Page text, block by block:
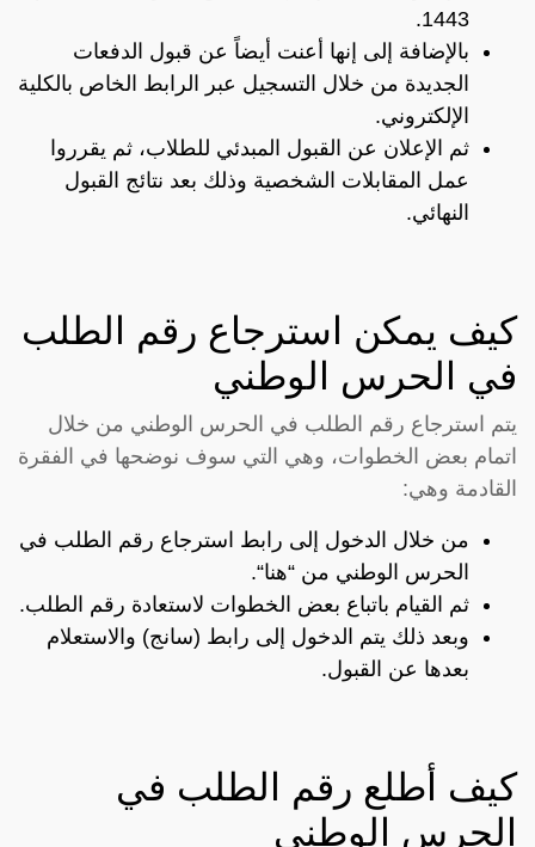
1443.
بالإضافة إلى إنها أعنت أيضاً عن قبول الدفعات
الجديدة من خلال التسجيل عبر الرابط الخاص بالكلية
الإلكتروني.
ثم الإعلان عن القبول المبدئي للطلاب، ثم يقرروا
عمل المقابلات الشخصية وذلك بعد نتائج القبول
النهائي.
كيف يمكن استرجاع رقم الطلب
في الحرس الوطني
يتم استرجاع رقم الطلب في الحرس الوطني من خلال
اتمام بعض الخطوات، وهي التي سوف نوضحها في الفقرة
القادمة وهي:
من خلال الدخول إلى رابط استرجاع رقم الطلب في
الحرس الوطني من “هنا“.
ثم القيام باتباع بعض الخطوات لاستعادة رقم الطلب.
وبعد ذلك يتم الدخول إلى رابط (سانج) والاستعلام
بعدها عن القبول.
كيف أطلع رقم الطلب في
الحرس الوطني